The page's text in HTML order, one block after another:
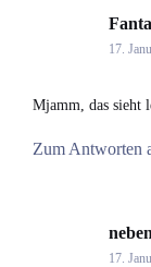
17.
Mjamm, das sieht
Zum Antworten
17.